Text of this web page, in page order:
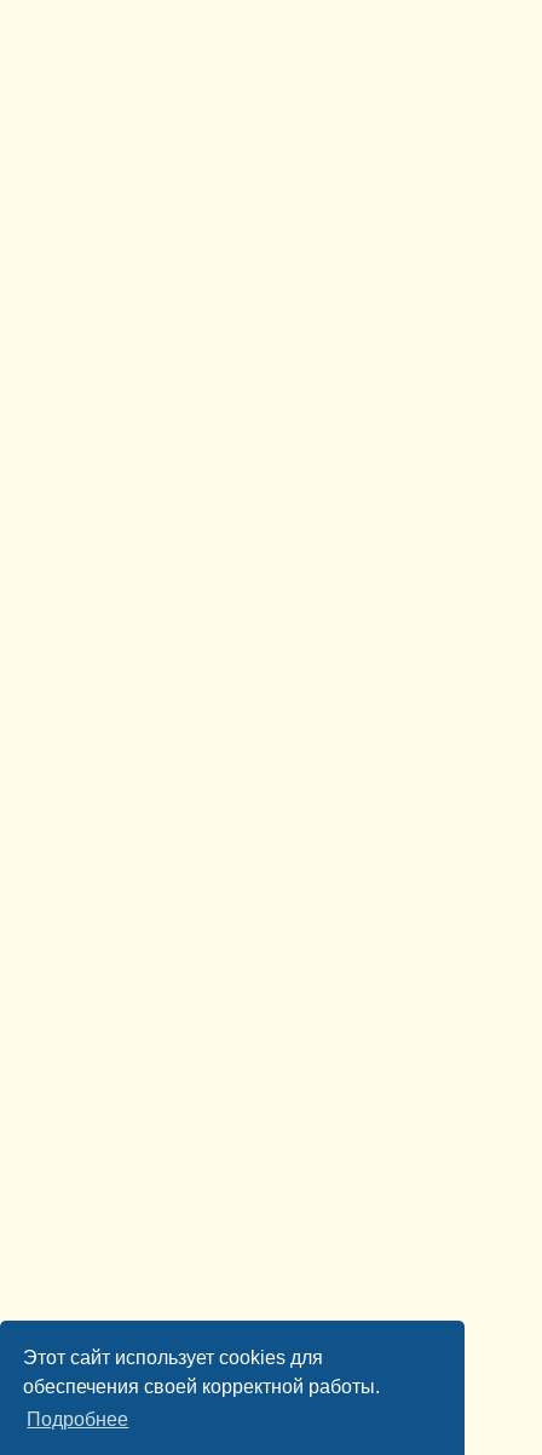
Этот сайт использует cookies для
обеспечения своей корректной работы.
Подробнее